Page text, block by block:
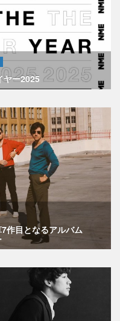
ヤー2025
作目となるアルバム